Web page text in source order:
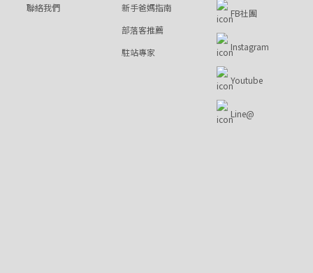
聯絡我們
新手爸媽指南
部落客推薦
駐站專家
FB社團
Instagram
Youtube
Line@